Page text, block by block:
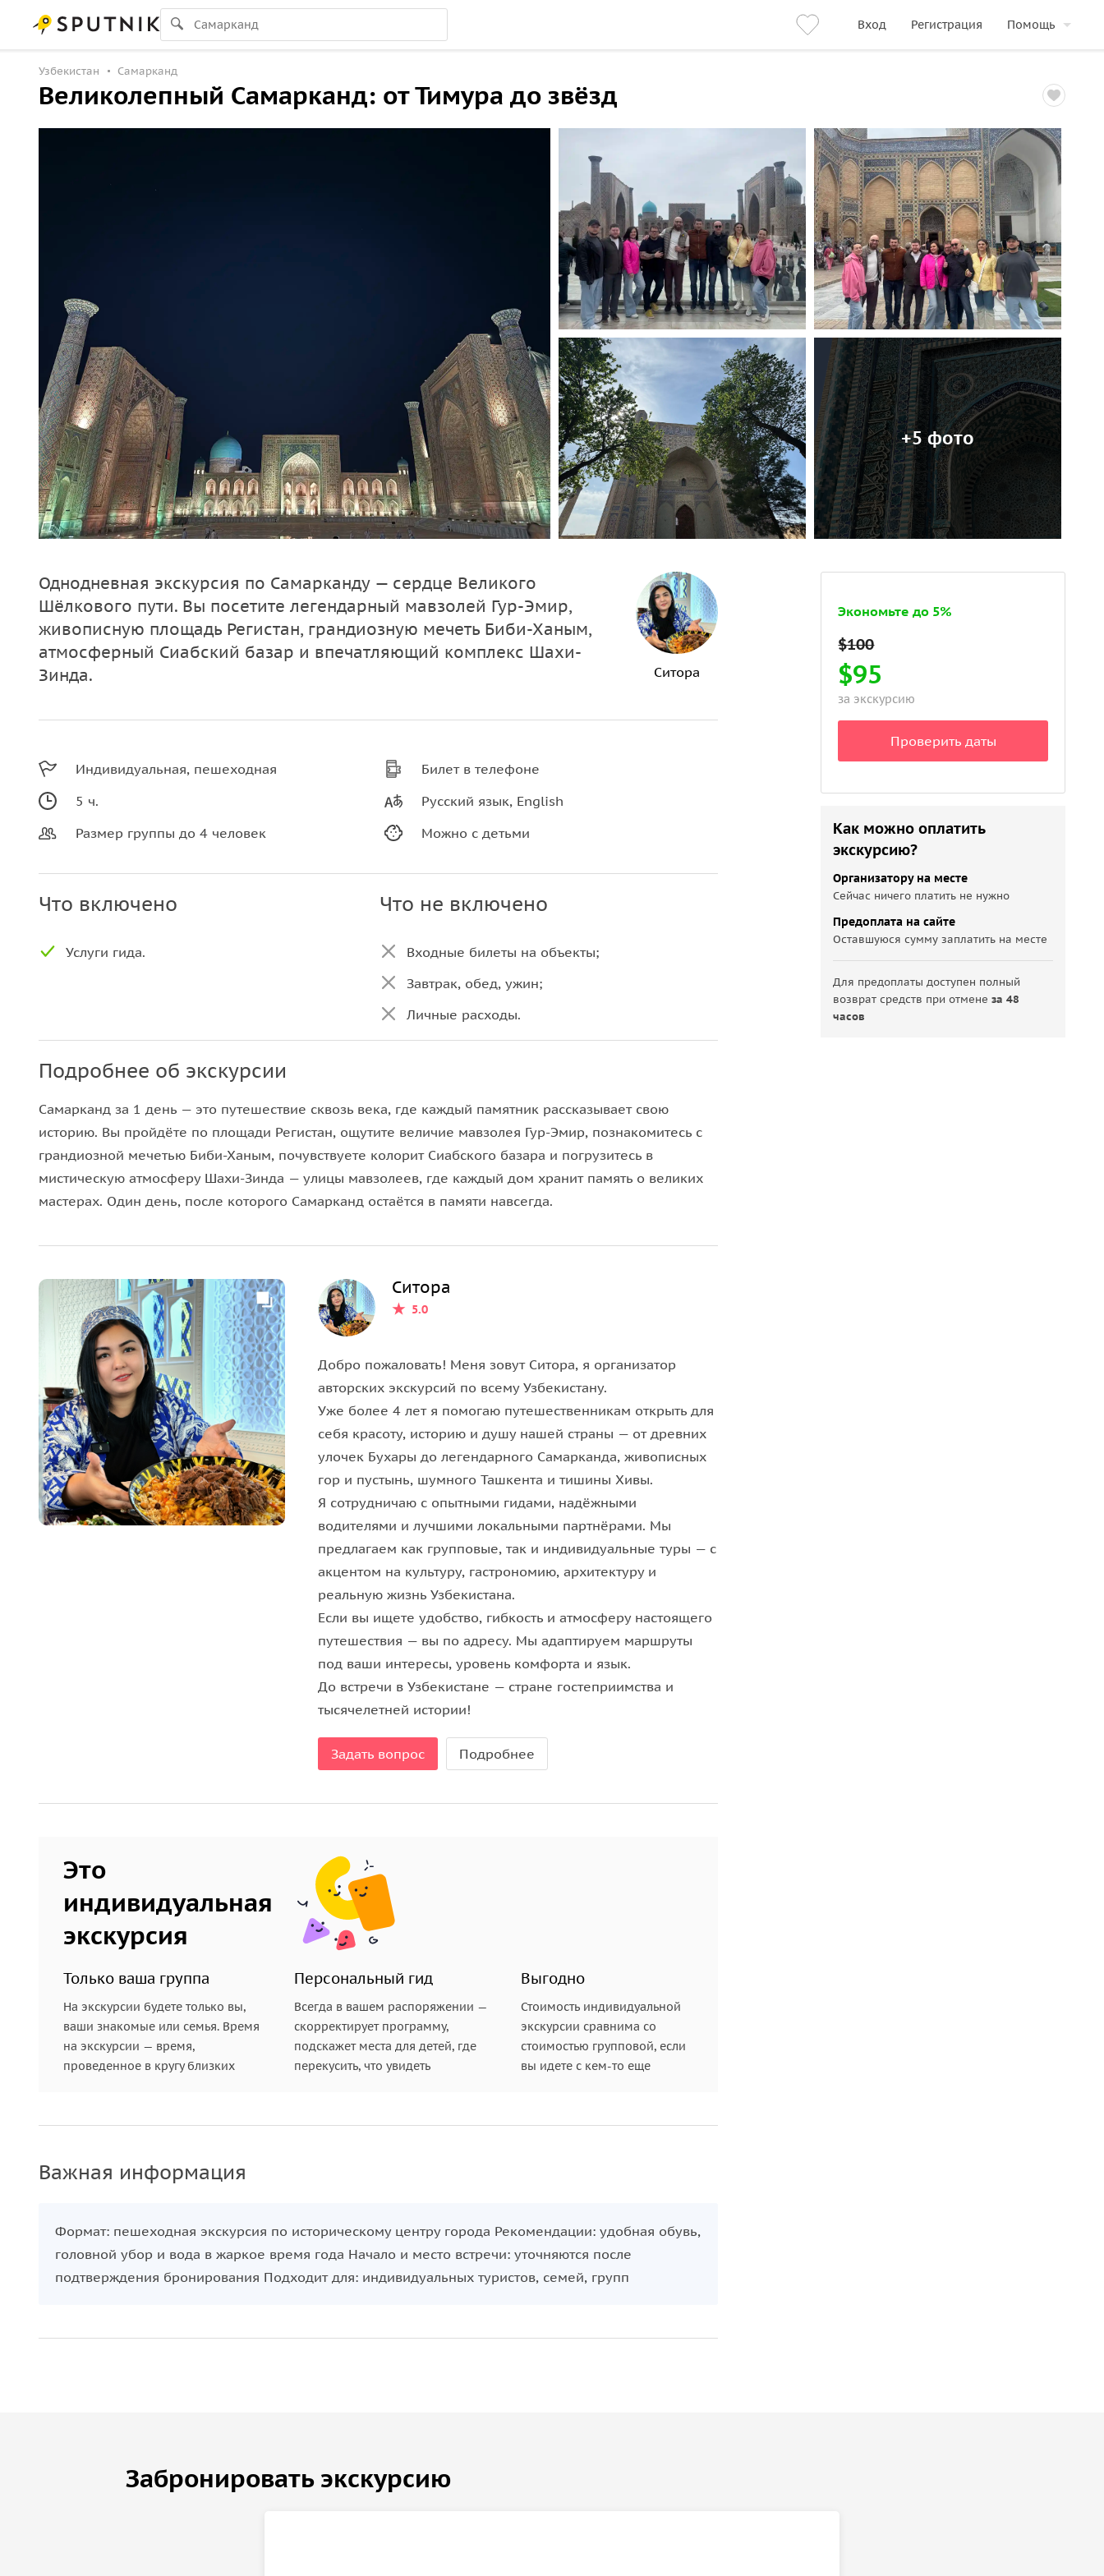
Вход Регистрация Помощь
Узбекистан Самарканд
Великолепный Самарканд: от Тимура до звёзд
+5 фото
Однодневная экскурсия по Самарканду — сердце Великого
Шёлкового пути. Вы посетите легендарный мавзолей Гур-Эмир,
живописную площадь Регистан, грандиозную мечеть Биби-Ханым,
атмосферный Сиабский базар и впечатляющий комплекс Шахи-
Зинда.
Ситора
Индивидуальная, пешеходная
5 ч.
Размер группы до 4 человек
Билет в телефоне
Русский язык, English
Можно с детьми
Что включено
Услуги гида.
Что не включено
Входные билеты на объекты;
Завтрак, обед, ужин;
Личные расходы.
Подробнее об экскурсии
Самарканд за 1 день — это путешествие сквозь века, где каждый памятник рассказывает свою
историю. Вы пройдёте по площади Регистан, ощутите величие мавзолея Гур-Эмир, познакомитесь с
грандиозной мечетью Биби-Ханым, почувствуете колорит Сиабского базара и погрузитесь в
мистическую атмосферу Шахи-Зинда — улицы мавзолеев, где каждый дом хранит память о великих
мастерах. Один день, после которого Самарканд остаётся в памяти навсегда.
Ситора
5.0
Добро пожаловать! Меня зовут Ситора, я организатор
авторских экскурсий по всему Узбекистану.
Уже более 4 лет я помогаю путешественникам открыть для
себя красоту, историю и душу нашей страны — от древних
улочек Бухары до легендарного Самарканда, живописных
гор и пустынь, шумного Ташкента и тишины Хивы.
Я сотрудничаю с опытными гидами, надёжными
водителями и лучшими локальными партнёрами. Мы
предлагаем как групповые, так и индивидуальные туры — с
акцентом на культуру, гастрономию, архитектуру и
реальную жизнь Узбекистана.
Если вы ищете удобство, гибкость и атмосферу настоящего
путешествия — вы по адресу. Мы адаптируем маршруты
под ваши интересы, уровень комфорта и язык.
До встречи в Узбекистане — стране гостеприимства и
тысячелетней истории!
Задать вопрос Подробнее
Это
индивидуальная
экскурсия
Только ваша группа
На экскурсии будете только вы,
ваши знакомые или семья. Время
на экскурсии — время,
проведенное в кругу близких
Персональный гид
Всегда в вашем распоряжении —
скорректирует программу,
подскажет места для детей, где
перекусить, что увидеть
Выгодно
Стоимость индивидуальной
экскурсии сравнима со
стоимостью групповой, если
вы идете с кем-то еще
Важная информация
Формат: пешеходная экскурсия по историческому центру города Рекомендации: удобная обувь,
головной убор и вода в жаркое время года Начало и место встречи: уточняются после
подтверждения бронирования Подходит для: индивидуальных туристов, семей, групп
Экономьте до 5%
$95
за экскурсию
Проверить даты
Как можно оплатить
экскурсию?
Организатору на месте
Сейчас ничего платить не нужно
Предоплата на сайте
Оставшуюся сумму заплатить на месте
Для предоплаты доступен полный
возврат средств при отменеза 48
часов
Забронировать экскурсию